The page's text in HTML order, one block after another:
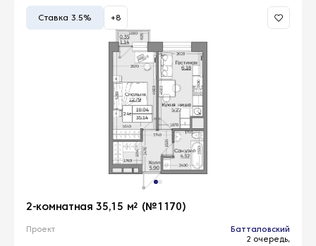
Ставка 3.5% +8
2-комнатная 35,15 м² (№1170)
Проект
Батталовский
2 очередь,